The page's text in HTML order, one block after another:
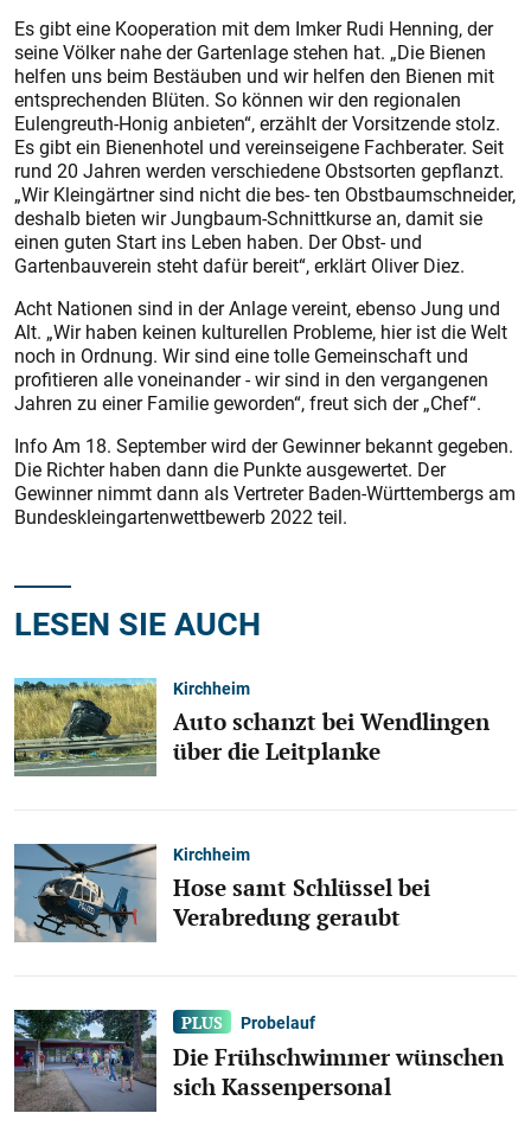
Es gibt eine Kooperation mit dem Imker Rudi Henning, der
seine Völker nahe der Gartenlage stehen hat. „Die Bienen
helfen uns beim Bestäuben und wir helfen den Bienen mit
entsprechenden Blüten. So können wir den regionalen
Eulengreuth-Honig anbieten“, erzählt der Vorsitzende stolz.
Es gibt ein Bienenhotel und vereinseigene Fachberater. Seit
rund 20 Jahren werden verschiedene Obstsorten gepflanzt.
„Wir Kleingärtner sind nicht die bes- ten Obstbaumschneider,
deshalb bieten wir Jungbaum-Schnittkurse an, damit sie
einen guten Start ins Leben haben. Der Obst- und
Gartenbauverein steht dafür bereit“, erklärt Oliver Diez.
Acht Nationen sind in der Anlage vereint, ebenso Jung und
Alt. „Wir haben keinen kulturellen Probleme, hier ist die Welt
noch in Ordnung. Wir sind eine tolle Gemeinschaft und
profitieren alle voneinander - wir sind in den vergangenen
Jahren zu einer Familie geworden“, freut sich der „Chef“.
Info Am 18. September wird der Gewinner bekannt gegeben.
Die Richter haben dann die Punkte ausgewertet. Der
Gewinner nimmt dann als Vertreter Baden-Württembergs am
Bundeskleingartenwettbewerb 2022 teil.
LESEN SIE AUCH
Kirchheim
Auto schanzt bei Wendlingen
über die Leitplanke
Kirchheim
Hose samt Schlüssel bei
Verabredung geraubt
Probelauf
Die Frühschwimmer wünschen
sich Kassenpersonal